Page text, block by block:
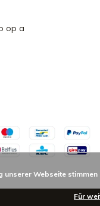
op a
unserer Webseite
Für